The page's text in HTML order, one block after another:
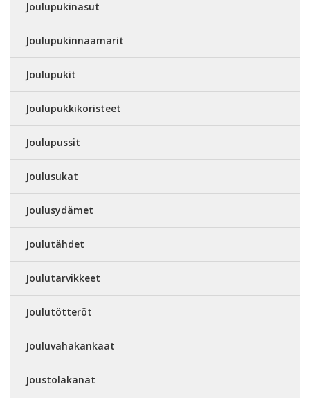
Joulupukinasut
Joulupukinnaamarit
Joulupukit
Joulupukkikoristeet
Joulupussit
Joulusukat
Joulusydämet
Joulutähdet
Joulutarvikkeet
Joulutötteröt
Jouluvahakankaat
Joustolakanat